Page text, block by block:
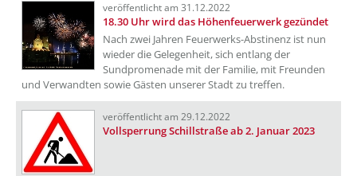
veröffentlicht am 31.12.2022
18.30 Uhr wird das Höhenfeuerwerk gezündet
Nach zwei Jahren Feuerwerks-Abstinenz ist nun
wieder die Gelegenheit, sich entlang der
Sundpromenade mit der Familie, mit Freunden
und Verwandten sowie Gästen unserer Stadt zu treffen.
veröffentlicht am 29.12.2022
Vollsperrung Schillstraße ab 2. Januar 2023